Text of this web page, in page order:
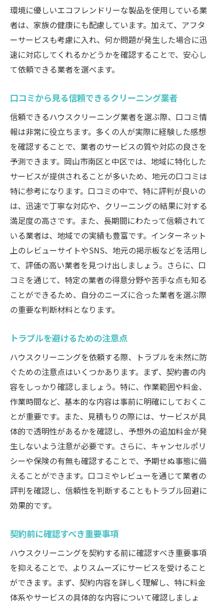
環境に優しいエコフレンドリーな製品を使用している業
者は、家族の健康にも配慮しています。加えて、アフタ
ーサービスも考慮に入れ、何か問題が発生した場合に迅
速に対応してくれるかどうかを確認することで、安心し
て依頼できる業者を選べます。
口コミから見る信頼できるクリーニング業者
信頼できるハウスクリーニング業者を選ぶ際、口コミ情
報は非常に役立ちます。多くの人が実際に経験した感想
を確認することで、業者のサービスの質や対応の良さを
予測できます。岡山市南区と中区では、地域に特化した
サービスが提供されることが多いため、地元の口コミは
特に参考になります。口コミの中で、特に評判が良いの
は、迅速で丁寧な対応や、クリーニングの結果に対する
満足度の高さです。また、長期間にわたって信頼されて
いる業者は、地域での実績も豊富です。インターネット
上のレビューサイトやSNS、地元の掲示板などを活用し
て、評価の高い業者を見つけ出しましょう。さらに、口
コミを通じて、特定の業者の得意分野や苦手な点も知る
ことができるため、自分のニーズに合った業者を選ぶ際
の重要な判断材料となります。
トラブルを避けるための注意点
ハウスクリーニングを依頼する際、トラブルを未然に防
ぐための注意点はいくつかあります。まず、契約書の内
容をしっかり確認しましょう。特に、作業範囲や料金、
作業時間など、基本的な内容は事前に明確にしておくこ
とが重要です。また、見積もりの際には、サービスが具
体的で透明性があるかを確認し、予想外の追加料金が発
生しないよう注意が必要です。さらに、キャンセルポリ
シーや保険の有無も確認することで、予期せぬ事態に備
えることができます。口コミやレビューを通じて業者の
評判を確認し、信頼性を判断することもトラブル回避に
効果的です。
契約前に確認すべき重要事項
ハウスクリーニングを契約する前に確認すべき重要事項
を抑えることで、よりスムーズにサービスを受けること
ができます。まず、契約内容を詳しく理解し、特に料金
体系やサービスの具体的な内容について確認しましょ